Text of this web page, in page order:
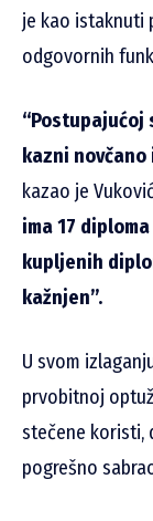
je kao istaknuti
odgovornih
kazni
kazao je
ima 17
kupljenih
kažnjen”.
U svom
prvobitnoj
stečene koristi,
pogrešno